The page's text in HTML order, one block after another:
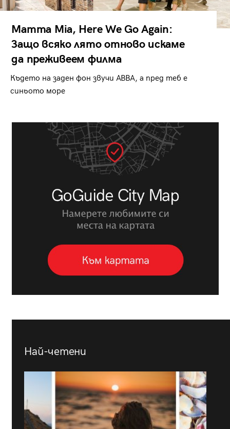
Mamma Mia, Here We Go Again:
Защо всяко лято отново искаме
да преживеем филма
Където на заден фон звучи ABBA, а пред теб е
синьото море
Най-четени